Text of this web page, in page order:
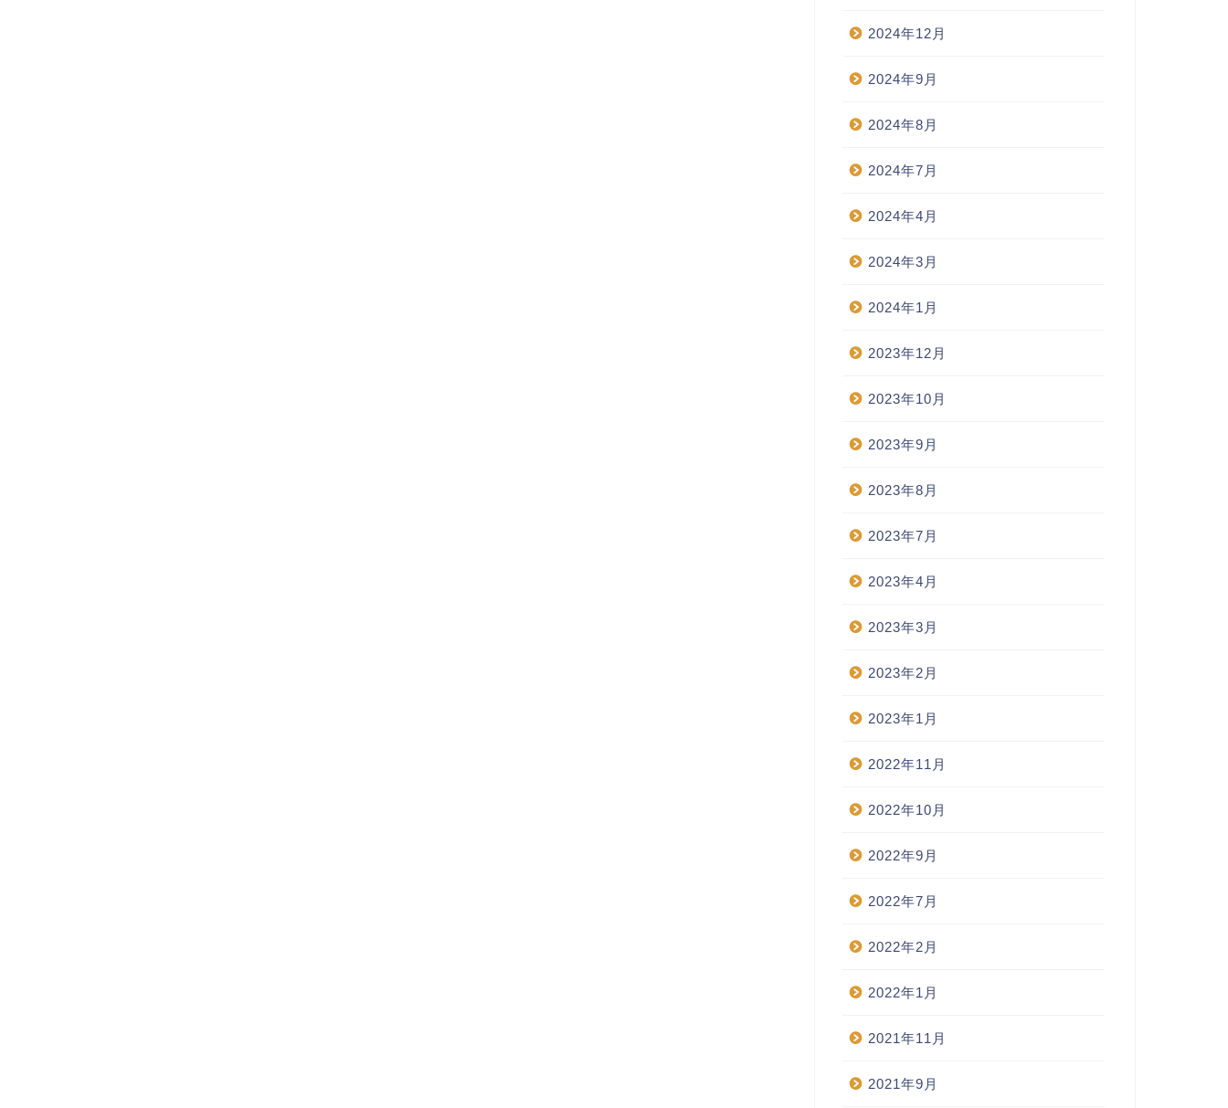
2024年12月
2024年9月
2024年8月
2024年7月
2024年4月
2024年3月
2024年1月
2023年12月
2023年10月
2023年9月
2023年8月
2023年7月
2023年4月
2023年3月
2023年2月
2023年1月
2022年11月
2022年10月
2022年9月
2022年7月
2022年2月
2022年1月
2021年11月
2021年9月